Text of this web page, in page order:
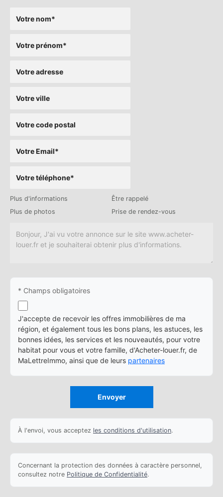
Plus d'informations
Être rappelé
Plus de photos
Prise de rendez-vous
* Champs obligatoires
J'accepte de recevoir les offres immobilières de ma
région, et également tous les bons plans, les astuces, les
bonnes idées, les services et les nouveautés, pour votre
habitat pour vous et votre famille, d'Acheter-louer.fr, de
MaLettreImmo, ainsi que de leurs partenaires
Envoyer
À l'envoi, vous acceptez les conditions d'utilisation.
Concernant la protection des données à caractère personnel,
consultez notre Politique de Confidentialité.